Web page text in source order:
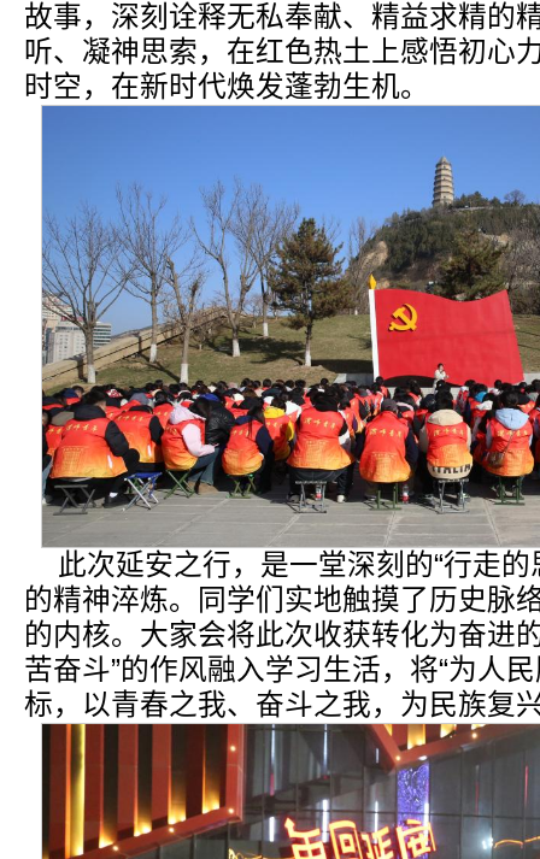
故事，深刻诠释无私奉献、精益求精的
听、凝神思索，在红色热土上感悟初心
时空，在新时代焕发蓬勃生机。
此次延安之行，是一堂深刻的“行走
的精神淬炼。同学们实地触摸了历史脉
的内核。大家会将此次收获转化为奋进
苦奋斗”的作风融入学习生活，将“为人
标，以青春之我、奋斗之我，为民族复